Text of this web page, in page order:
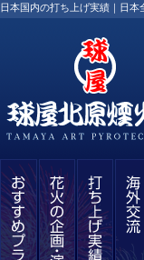
日本国内の打ち上げ実績｜日